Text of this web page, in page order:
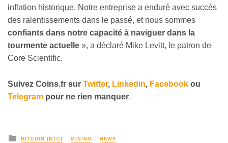
inflation historique. Notre entreprise a enduré avec succès
des ralentissements dans le passé, et nous sommes
confiants dans notre capacité à naviguer dans la
tourmente actuelle », a déclaré Mike Levitt, le patron de
Core Scientific.
Suivez Coins.fr sur Twitter, Linkedin, Facebook ou
Telegram pour ne rien manquer.
BITCOIN (BTC) MINING NEWS